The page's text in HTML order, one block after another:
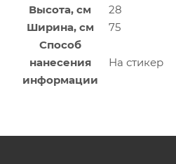
Высота, см
28
Ширина, см
75
Способ
нанесения
информации
На стикер